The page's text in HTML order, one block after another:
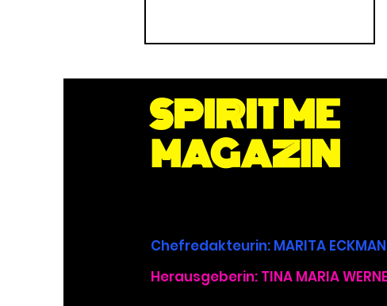
Wirkung entfaltet
SPIRIT ME
MAGAZIN
Chefredakteurin: MARITA
Herausgeberin: TINA MARIA